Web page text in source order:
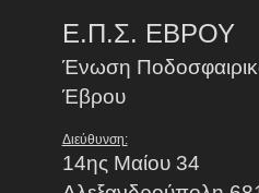
Ε.Π.Σ. ΕΒΡΟΥ
Ένωση
Έβρου
Διεύθυνση:
14ης Μαίου 34